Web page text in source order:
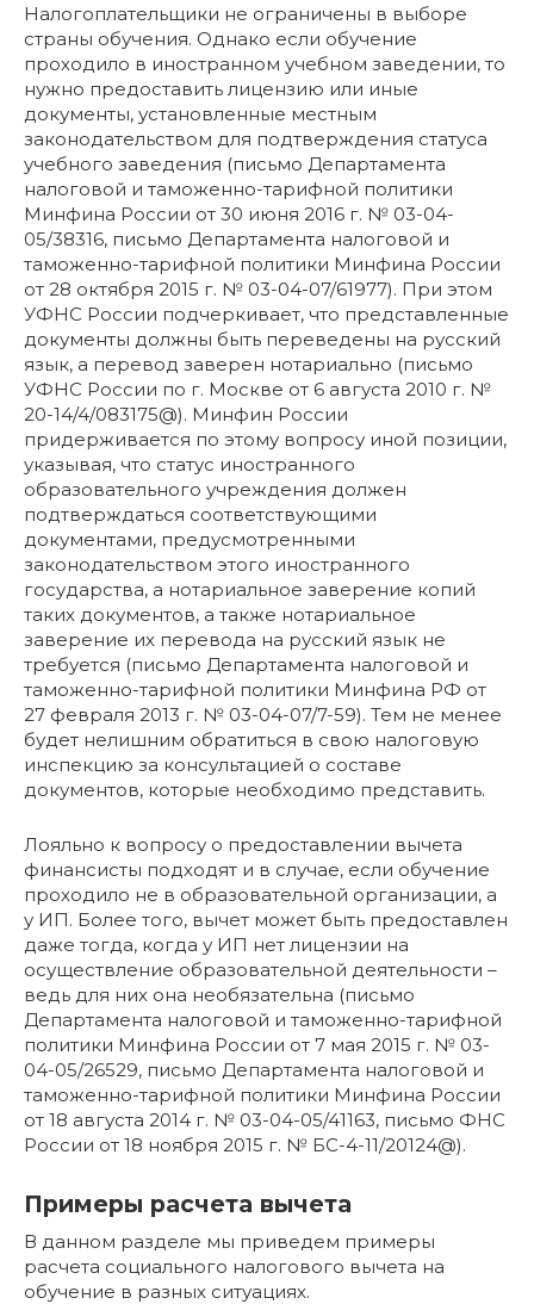
Налогоплательщики не ограничены в выборе
страны обучения. Однако если обучение
проходило в иностранном учебном заведении, то
нужно предоставить лицензию или иные
документы, установленные местным
законодательством для подтверждения статуса
учебного заведения (письмо Департамента
налоговой и таможенно-тарифной политики
Минфина России от 30 июня 2016 г. № 03-04-
05/38316, письмо Департамента налоговой и
таможенно-тарифной политики Минфина России
от 28 октября 2015 г. № 03-04-07/61977). При этом
УФНС России подчеркивает, что представленные
документы должны быть переведены на русский
язык, а перевод заверен нотариально (письмо
УФНС России по г. Москве от 6 августа 2010 г. №
20-14/4/083175@). Минфин России
придерживается по этому вопросу иной позиции,
указывая, что статус иностранного
образовательного учреждения должен
подтверждаться соответствующими
документами, предусмотренными
законодательством этого иностранного
государства, а нотариальное заверение копий
таких документов, а также нотариальное
заверение их перевода на русский язык не
требуется (письмо Департамента налоговой и
таможенно-тарифной политики Минфина РФ от
27 февраля 2013 г. № 03-04-07/7-59). Тем не менее
будет нелишним обратиться в свою налоговую
инспекцию за консультацией о составе
документов, которые необходимо представить.
Лояльно к вопросу о предоставлении вычета
финансисты подходят и в случае, если обучение
проходило не в образовательной организации, а
у ИП. Более того, вычет может быть предоставлен
даже тогда, когда у ИП нет лицензии на
осуществление образовательной деятельности –
ведь для них она необязательна (письмо
Департамента налоговой и таможенно-тарифной
политики Минфина России от 7 мая 2015 г. № 03-
04-05/26529, письмо Департамента налоговой и
таможенно-тарифной политики Минфина России
от 18 августа 2014 г. № 03-04-05/41163, письмо ФНС
России от 18 ноября 2015 г. № БС-4-11/20124@).
Примеры расчета вычета
В данном разделе мы приведем примеры
расчета социального налогового вычета на
обучение в разных ситуациях.